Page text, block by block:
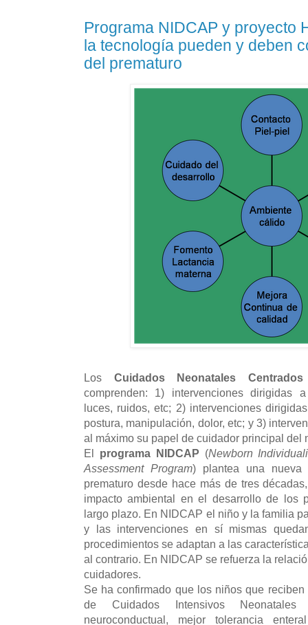
Programa NIDCAP y proyecto
la tecnología pueden y deben
del prematuro
Los Cuidados Neonatales
comprenden: 1) intervenciones dirigidas
luces, ruidos, etc; 2) intervenciones
postura, manipulación, dolor, etc; y 3)
al máximo su papel de cuidador principal del
El programa NIDCAP (Newborn
Assessment Program) plantea una
prematuro desde hace más de tres
impacto ambiental en el desarrollo de los
largo plazo. En NIDCAP el niño y la familia
y las intervenciones en sí mismas
procedimientos se adaptan a las
al contrario. En NIDCAP se refuerza la
cuidadores.
Se ha confirmado que los niños que
de Cuidados Intensivos
neuroconductual, mejor tolerancia